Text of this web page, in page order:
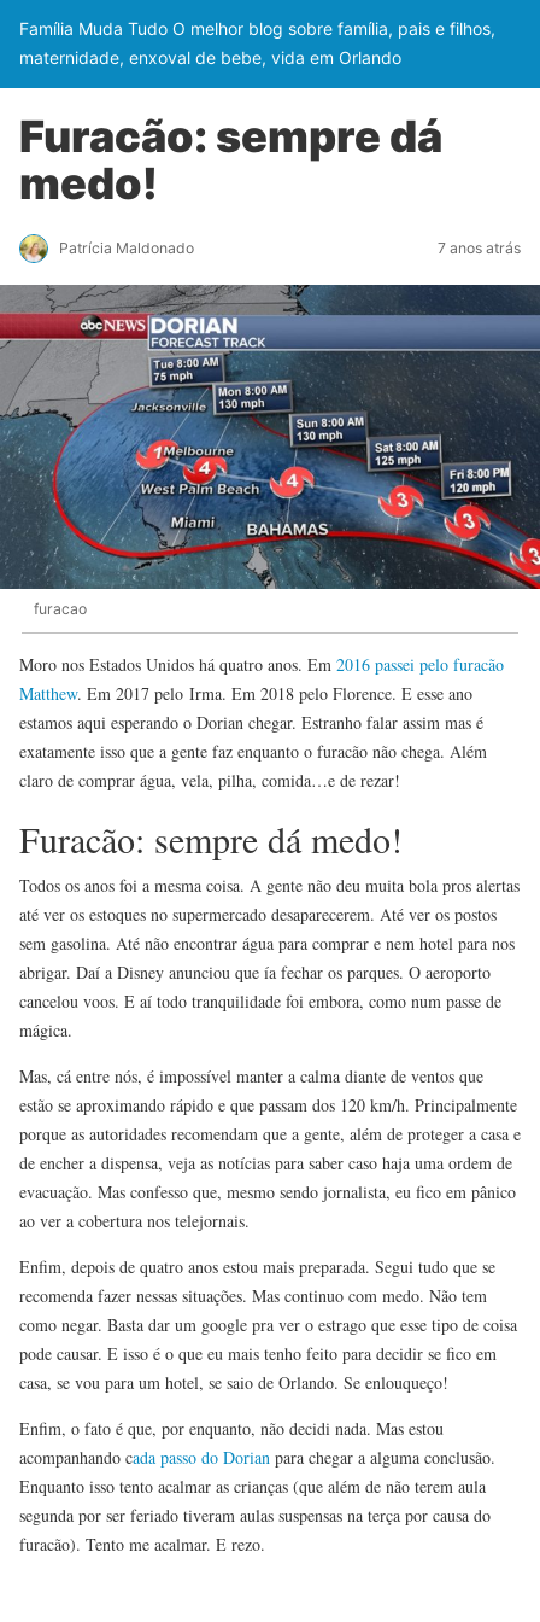
Família Muda Tudo O melhor blog sobre família, pais e filhos,
maternidade, enxoval de bebe, vida em Orlando
Furacão: sempre dá
medo!
Patrícia Maldonado 7 anos atrás
furacao
Moro nos Estados Unidos há quatro anos. Em 2016 passei pelo furacão
Matthew. Em 2017 pelo Irma. Em 2018 pelo Florence. E esse ano
estamos aqui esperando o Dorian chegar. Estranho falar assim mas é
exatamente isso que a gente faz enquanto o furacão não chega. Além
claro de comprar água, vela, pilha, comida…e de rezar!
Furacão: sempre dá medo!
Todos os anos foi a mesma coisa. A gente não deu muita bola pros alertas
até ver os estoques no supermercado desaparecerem. Até ver os postos
sem gasolina. Até não encontrar água para comprar e nem hotel para nos
abrigar. Daí a Disney anunciou que ía fechar os parques. O aeroporto
cancelou voos. E aí todo tranquilidade foi embora, como num passe de
mágica.
Mas, cá entre nós, é impossível manter a calma diante de ventos que
estão se aproximando rápido e que passam dos 120 km/h. Principalmente
porque as autoridades recomendam que a gente, além de proteger a casa e
de encher a dispensa, veja as notícias para saber caso haja uma ordem de
evacuação. Mas confesso que, mesmo sendo jornalista, eu fico em pânico
ao ver a cobertura nos telejornais.
Enfim, depois de quatro anos estou mais preparada. Segui tudo que se
recomenda fazer nessas situações. Mas continuo com medo. Não tem
como negar. Basta dar um google pra ver o estrago que esse tipo de coisa
pode causar. E isso é o que eu mais tenho feito para decidir se fico em
casa, se vou para um hotel, se saio de Orlando. Se enlouqueço!
Enfim, o fato é que, por enquanto, não decidi nada. Mas estou
acompanhando cada passo do Dorian para chegar a alguma conclusão.
Enquanto isso tento acalmar as crianças (que além de não terem aula
segunda por ser feriado tiveram aulas suspensas na terça por causa do
furacão). Tento me acalmar. E rezo.